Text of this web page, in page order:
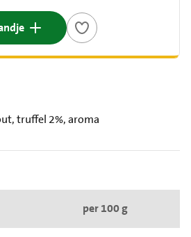
truffel 2%, aroma
per 100 g